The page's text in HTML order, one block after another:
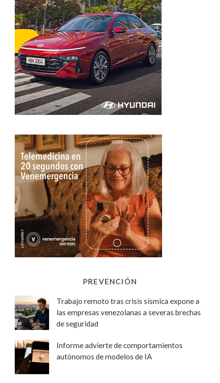
PREVENCIÓN
Trabajo remoto tras crisis sísmica expone a
las empresas venezolanas a severas brechas
de seguridad
Informe advierte de comportamientos
autónomos de modelos de IA